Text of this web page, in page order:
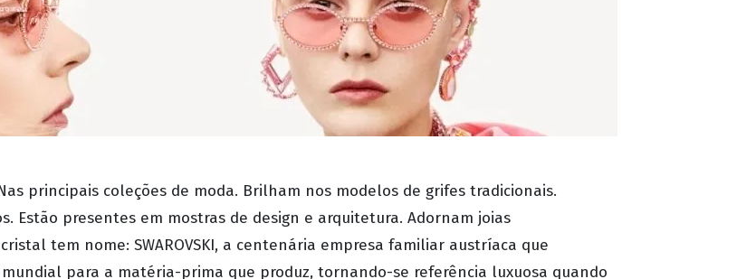
principais coleções de moda. Brilham nos modelos de grifes tradicionais.
Estão presentes em mostras de design e arquitetura. Adornam joias
tem nome: SWAROVSKI, a centenária empresa familiar austríaca que
para a matéria-prima que produz, tornando-se referência luxuosa quando